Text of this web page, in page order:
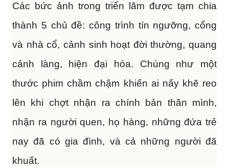
Các bức ảnh trong triển lãm được tạm chia
thành 5 chủ đề: công trình tín ngưỡng, cổng
và nhà cổ, cảnh sinh hoạt đời thường, quang
cảnh làng, hiện đại hóa. Chúng như một
thước phim chầm chậm khiến ai nấy khẽ reo
lên khi chợt nhận ra chính bản thân mình,
nhận ra người quen, họ hàng, những đứa trẻ
nay đã có gia đình, và cả những người đã
khuất.